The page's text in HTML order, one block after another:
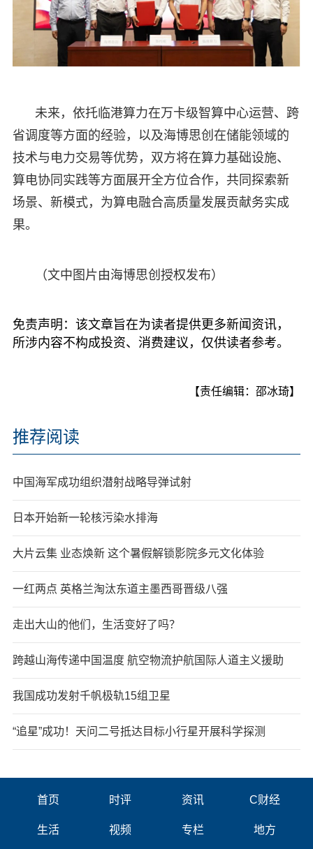
未来，依托临港算力在万卡级智算中心运营、跨
省调度等方面的经验，以及海博思创在储能领域的
技术与电力交易等优势，双方将在算力基础设施、
算电协同实践等方面展开全方位合作，共同探索新
场景、新模式，为算电融合高质量发展贡献务实成
果。
（文中图片由海博思创授权发布）
免责声明：该文章旨在为读者提供更多新闻资讯，
所涉内容不构成投资、消费建议，仅供读者参考。
【责任编辑：邵冰琦】
推荐阅读
中国海军成功组织潜射战略导弹试射
日本开始新一轮核污染水排海
大片云集 业态焕新 这个暑假解锁影院多元文化体验
一红两点 英格兰淘汰东道主墨西哥晋级八强
走出大山的他们，生活变好了吗？
跨越山海传递中国温度 航空物流护航国际人道主义援助
我国成功发射千帆极轨15组卫星
“追星”成功！天问二号抵达目标小行星开展科学探测
首页 时评 资讯 C财经
生活 视频 专栏 地方